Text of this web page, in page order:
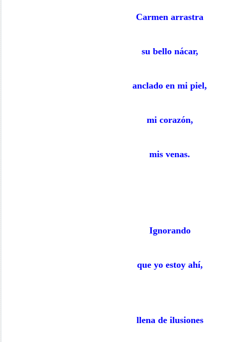
Carmen arrastra
su bello nácar,
anclado en mi piel,
mi corazón,
mis venas.
Ignorando
que yo estoy ahí,
llena de ilusiones